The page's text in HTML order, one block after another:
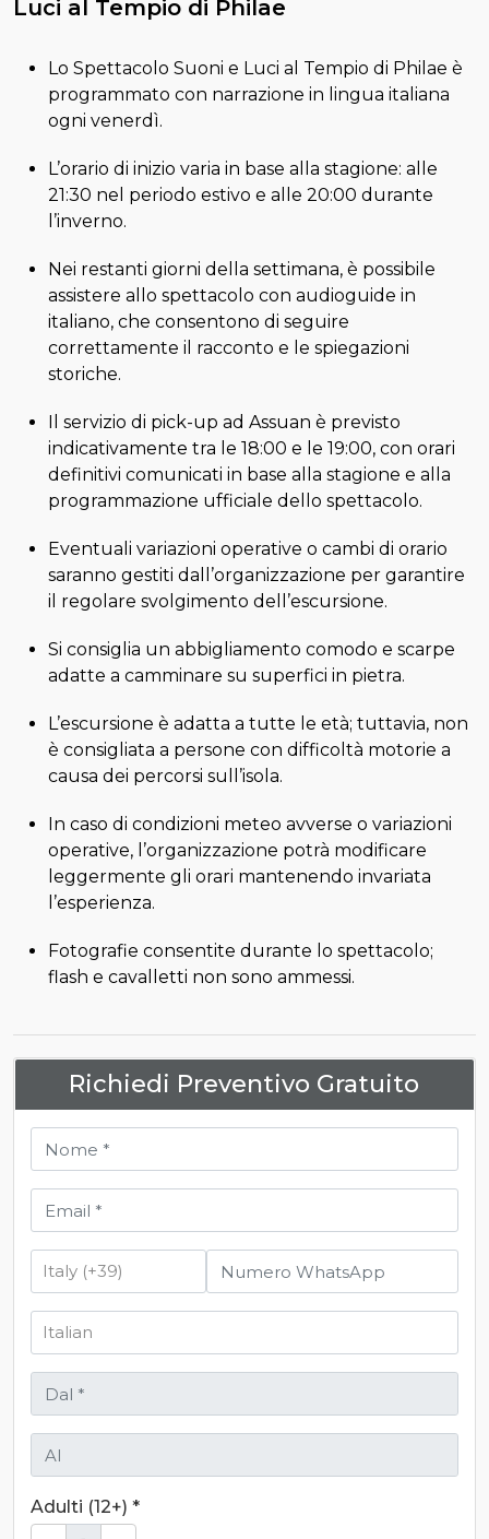
Luci al Tempio di Philae
Lo Spettacolo Suoni e Luci al Tempio di Philae è
programmato con narrazione in lingua italiana
ogni venerdì.
L’orario di inizio varia in base alla stagione: alle
21:30 nel periodo estivo e alle 20:00 durante
l’inverno.
Nei restanti giorni della settimana, è possibile
assistere allo spettacolo con audioguide in
italiano, che consentono di seguire
correttamente il racconto e le spiegazioni
storiche.
Il servizio di pick-up ad Assuan è previsto
indicativamente tra le 18:00 e le 19:00, con orari
definitivi comunicati in base alla stagione e alla
programmazione ufficiale dello spettacolo.
Eventuali variazioni operative o cambi di orario
saranno gestiti dall’organizzazione per garantire
il regolare svolgimento dell’escursione.
Si consiglia un abbigliamento comodo e scarpe
adatte a camminare su superfici in pietra.
L’escursione è adatta a tutte le età; tuttavia, non
è consigliata a persone con difficoltà motorie a
causa dei percorsi sull’isola.
In caso di condizioni meteo avverse o variazioni
operative, l’organizzazione potrà modificare
leggermente gli orari mantenendo invariata
l’esperienza.
Fotografie consentite durante lo spettacolo;
flash e cavalletti non sono ammessi.
Richiedi Preventivo Gratuito
Adulti (12+) *